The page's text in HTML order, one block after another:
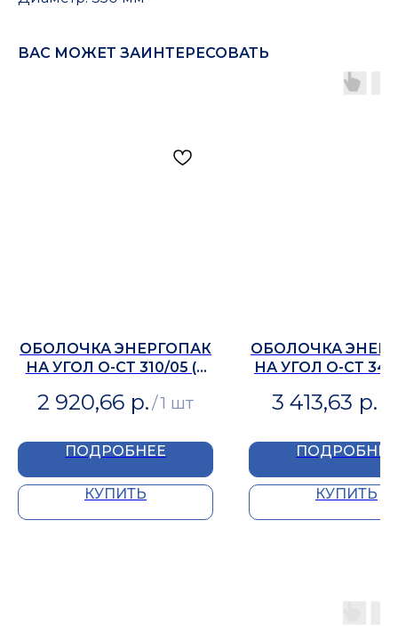
ВАС МОЖЕТ ЗАИНТЕРЕСОВАТЬ
ОБОЛОЧКА ЭНЕРГОПАК
НА УГОЛ О-СТ 310/05 (R
2 920,66 р./1 шт
ПОДРОБНЕЕ
КУПИТЬ
ОБОЛОЧКА
НА УГОЛ О-СТ
3 413,63 р.
ПОДРОБНЕЕ
КУПИТЬ